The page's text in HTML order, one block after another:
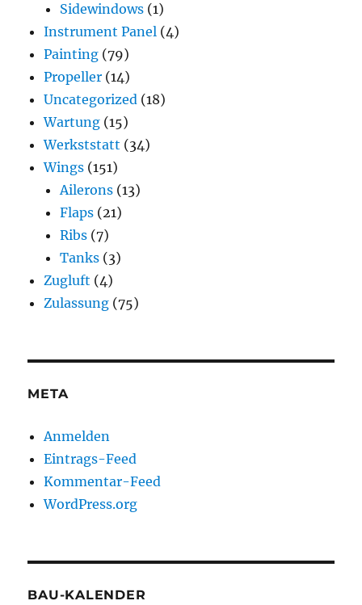
Sidewindows (1)
Instrument Panel (4)
Painting (79)
Propeller (14)
Uncategorized (18)
Wartung (15)
Werkststatt (34)
Wings (151)
Ailerons (13)
Flaps (21)
Ribs (7)
Tanks (3)
Zugluft (4)
Zulassung (75)
META
Anmelden
Eintrags-Feed
Kommentar-Feed
WordPress.org
BAU-KALENDER